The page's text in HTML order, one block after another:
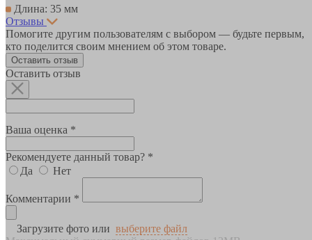
Длина: 35 мм
Отзывы
Помогите другим пользователям с выбором — будьте первым,
кто поделится своим мнением об этом товаре.
Оставить отзыв
Оставить отзыв
Ваша оценка *
Рекомендуете данный товар? *
Да
Нет
Комментарии *
Загрузите фото или выберите файл